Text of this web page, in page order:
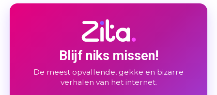
Blijf niks missen!
De meest opvallende, gekke en bizarre
verhalen van het internet.